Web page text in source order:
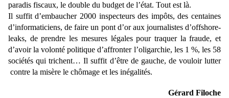
paradis fiscaux, le double du budget de l’état. Tout est là.
Il suffit d’embaucher 2000 inspecteurs des impôts, des centaines
d’informaticiens, de faire un pont d’or aux journalistes d’offshore-
leaks, de prendre les mesures légales pour traquer la fraude, et
d’avoir la volonté politique d’affronter l’oligarchie, les 1 %, les 58
sociétés qui trichent… Il suffit d’être de gauche, de vouloir lutter
contre la misère le chômage et les inégalités.
Gérard Filoche